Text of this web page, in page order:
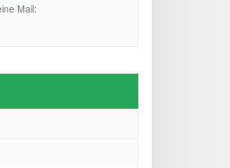
Mail: